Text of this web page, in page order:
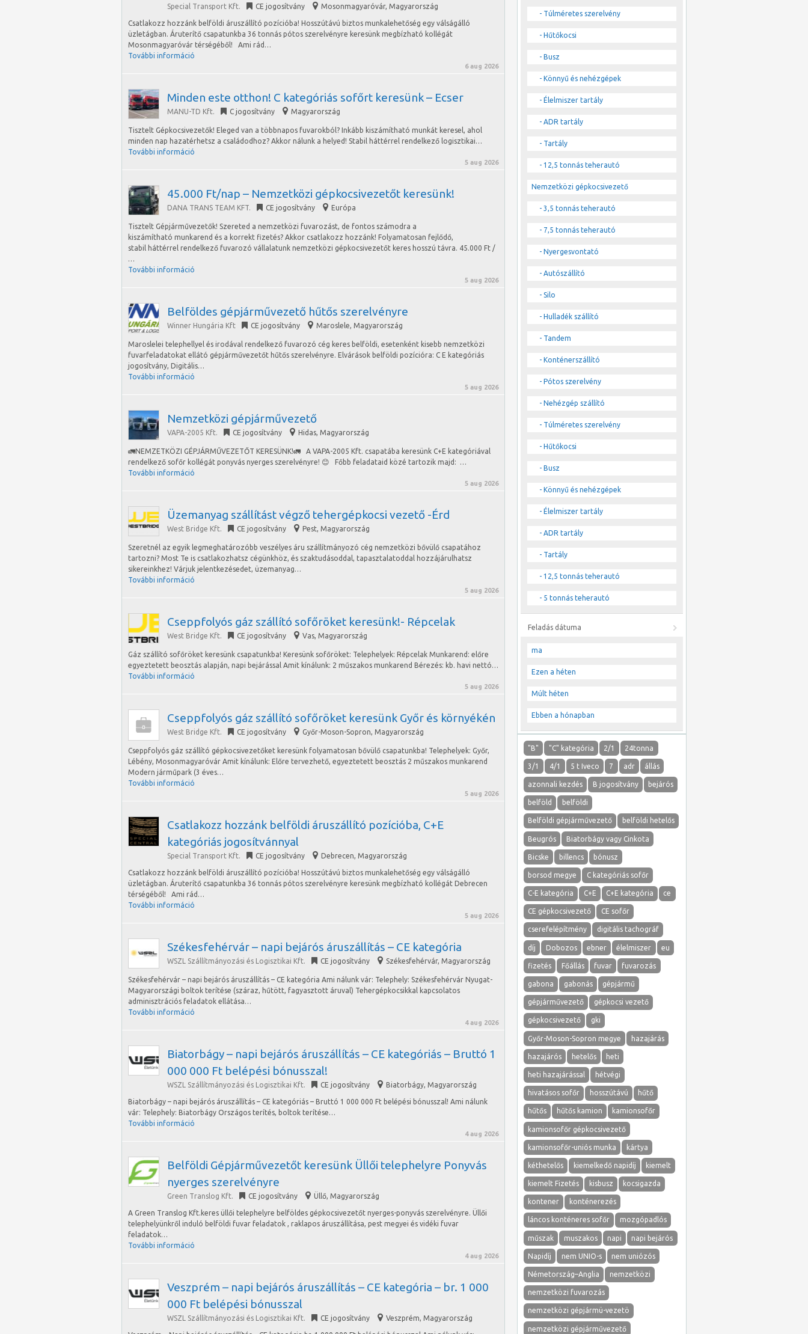
Special Transport Kft. CE jogosítvány Mosonmagyaróvár, Magyarország
Csatlakozz hozzánk belföldi áruszállító pozícióba! Hosszútávú biztos munkalehetőség egy válságálló
üzletágban. Áruterítő csapatunkba 36 tonnás pótos szerelvényre keresünk megbízható kollégát
Mosonmagyaróvár térségéből! Ami rád…
További információ
6 aug 2026
Minden este otthon! C kategóriás sofőrt keresünk – Ecser
MANU-TD Kft. C jogosítvány Magyarország
Tisztelt Gépkocsivezetők! Eleged van a többnapos fuvarokból? Inkább kiszámítható munkát keresel, ahol
minden nap hazatérhetsz a családodhoz? Akkor nálunk a helyed! Stabil háttérrel rendelkező logisztikai…
További információ
5 aug 2026
45.000 Ft/nap – Nemzetközi gépkocsivezetőt keresünk!
DANA TRANS TEAM KFT. CE jogosítvány Európa
Tisztelt Gépjárművezetők! Szereted a nemzetközi fuvarozást, de fontos számodra a
kiszámítható munkarend és a korrekt fizetés? Akkor csatlakozz hozzánk! Folyamatosan fejlődő,
stabil háttérrel rendelkező fuvarozó vállalatunk nemzetközi gépkocsivezetőt keres hosszú távra. 45.000 Ft /
…
További információ
5 aug 2026
Belföldes gépjárművezető hűtős szerelvényre
Winner Hungária Kft CE jogosítvány Maroslele, Magyarország
Maroslelei telephellyel és irodával rendelkező fuvarozó cég keres belföldi, esetenként kisebb nemzetközi
fuvarfeladatokat ellátó gépjárművezetőt hűtős szerelvényre. Elvárások belföldi pozícióra: C E kategóriás
jogosítvány, Digitális…
További információ
5 aug 2026
Nemzetközi gépjárművezető
VAPA-2005 Kft. CE jogosítvány Hidas, Magyarország
🚛NEMZETKÖZI GÉPJÁRMŰVEZETŐT KERESÜNK!🚛 A VAPA-2005 Kft. csapatába keresünk C+E kategóriával
rendelkező sofőr kollégát ponyvás nyerges szerelvényre! 😊 Főbb feladataid közé tartozik majd: …
További információ
5 aug 2026
Üzemanyag szállítást végző tehergépkocsi vezető -Érd
West Bridge Kft. CE jogosítvány Pest, Magyarország
Szeretnél az egyik legmeghatározóbb veszélyes áru szállítmányozó cég nemzetközi bővülő csapatához
tartozni? Most Te is csatlakozhatsz cégünkhöz, és szaktudásoddal, tapasztalatoddal hozzájárulhatsz
sikereinkhez! Várjuk jelentkezésedet, üzemanyag…
További információ
5 aug 2026
Cseppfolyós gáz szállító sofőröket keresünk!- Répcelak
West Bridge Kft. CE jogosítvány Vas, Magyarország
Gáz szállító sofőröket keresünk csapatunkba! Keresünk sofőröket: Telephelyek: Répcelak Munkarend: előre
egyeztetett beosztás alapján, napi bejárással Amit kínálunk: 2 műszakos munkarend Bérezés: kb. havi nettó…
További információ
5 aug 2026
Cseppfolyós gáz szállító sofőröket keresünk Győr és környékén
West Bridge Kft. CE jogosítvány Győr-Moson-Sopron, Magyarország
Cseppfolyós gáz szállító gépkocsivezetőket keresünk folyamatosan bővülő csapatunkba! Telephelyek: Győr,
Lébény, Mosonmagyaróvár Amit kínálunk: Előre tervezhető, egyeztetett beosztás 2 műszakos munkarend
Modern járműpark (3 éves…
További információ
5 aug 2026
Csatlakozz hozzánk belföldi áruszállító pozícióba, C+E
kategóriás jogosítvánnyal
Special Transport Kft. CE jogosítvány Debrecen, Magyarország
Csatlakozz hozzánk belföldi áruszállító pozícióba! Hosszútávú biztos munkalehetőség egy válságálló
üzletágban. Áruterítő csapatunkba 36 tonnás pótos szerelvényre keresünk megbízható kollégát Debrecen
térségéből! Ami rád…
További információ
5 aug 2026
Székesfehérvár – napi bejárós áruszállítás – CE kategória
WSZL Szállítmányozási és Logisztikai Kft. CE jogosítvány Székesfehérvár, Magyarország
Székesfehérvár – napi bejárós áruszállítás – CE kategória Ami nálunk vár: Telephely: Székesfehérvár Nyugat-
Magyarországi boltok terítése (száraz, hűtött, fagyasztott áruval) Tehergépkocsikkal kapcsolatos
adminisztrációs feladatok ellátása…
További információ
4 aug 2026
Biatorbágy – napi bejárós áruszállítás – CE kategóriás – Bruttó 1
000 000 Ft belépési bónusszal!
WSZL Szállítmányozási és Logisztikai Kft. CE jogosítvány Biatorbágy, Magyarország
Biatorbágy – napi bejárós áruszállítás – CE kategóriás – Bruttó 1 000 000 Ft belépési bónusszal! Ami nálunk
vár: Telephely: Biatorbágy Országos terítés, boltok terítése…
További információ
4 aug 2026
Belföldi Gépjárművezetőt keresünk Üllői telephelyre Ponyvás
nyerges szerelvényre
Green Translog Kft. CE jogosítvány Üllő, Magyarország
A Green Translog Kft.keres üllői telephelyre belföldes gépkocsivezetőt nyerges-ponyvás szerelvényre. Üllői
telephelyünkről induló belföldi fuvar feladatok , raklapos áruszállítása, pest megyei és vidéki fuvar
feladatok…
További információ
4 aug 2026
Veszprém – napi bejárós áruszállítás – CE kategória – br. 1 000
000 Ft belépési bónusszal
WSZL Szállítmányozási és Logisztikai Kft. CE jogosítvány Veszprém, Magyarország
- Túlméretes szerelvény
- Hűtőkocsi
- Busz
- Könnyű és nehézgépek
- Élelmiszer tartály
- ADR tartály
- Tartály
- 12,5 tonnás teherautó
Nemzetközi gépkocsivezető
- 3,5 tonnás teherautó
- 7,5 tonnás teherautó
- Nyergesvontató
- Autószállító
- Silo
- Hulladék szállító
- Tandem
- Konténerszállító
- Pótos szerelvény
- Nehézgép szállító
- Túlméretes szerelvény
- Hűtőkocsi
- Busz
- Könnyű és nehézgépek
- Élelmiszer tartály
- ADR tartály
- Tartály
- 12,5 tonnás teherautó
- 5 tonnás teherautó
Feladás dátuma
ma
Ezen a héten
Múlt héten
Ebben a hónapban
"B" "C" kategória 2/1 24tonna
3/1 4/1 5 t Iveco 7 adr állás
azonnali kezdés B jogosítvány bejárós
belföld belföldi
Belföldi gépjárművezető belföldi hetelős
Beugrós Biatorbágy vagy Cinkota
Bicske billencs bónusz
borsod megye C kategóriás sofőr
C-E kategória C+E C+E kategória ce
CE gépkocsivezető CE sofőr
cserefelépítmény digitális tachográf
díj Dobozos ebner élelmiszer eu
fizetés Főállás fuvar fuvarozás
gabona gabonás gépjármű
gépjárművezető gépkocsi vezető
gépkocsivezető gki
Győr-Moson-Sopron megye hazajárás
hazajárós hetelős heti
heti hazajárással hétvégi
hivatásos sofőr hosszútávú hűtő
hűtős hűtős kamion kamionsofőr
kamionsofőr gépkocsivezető
kamionsofőr-uniós munka kártya
kéthetelős kiemelkedő napidíj kiemelt
kiemelt Fizetés kisbusz kocsigazda
kontener konténerezés
láncos konténeres sofőr mozgópadlós
műszak muszakos napi napi bejárós
Napidíj nem UNIO-s nem uniózós
Németország–Anglia nemzetközi
nemzetközi fuvarozás
nemzetközi gépjármü-vezetö
nemzetközi gépjárművezető